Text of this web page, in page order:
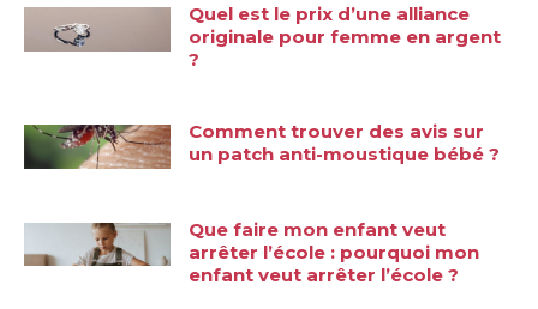
Quel est le prix d’une alliance
originale pour femme en argent
?
Comment trouver des avis sur
un patch anti-moustique bébé ?
Que faire mon enfant veut
arrêter l’école : pourquoi mon
enfant veut arrêter l’école ?